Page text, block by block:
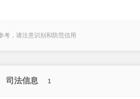
考，请注意识别和防范信用
司法信息 1